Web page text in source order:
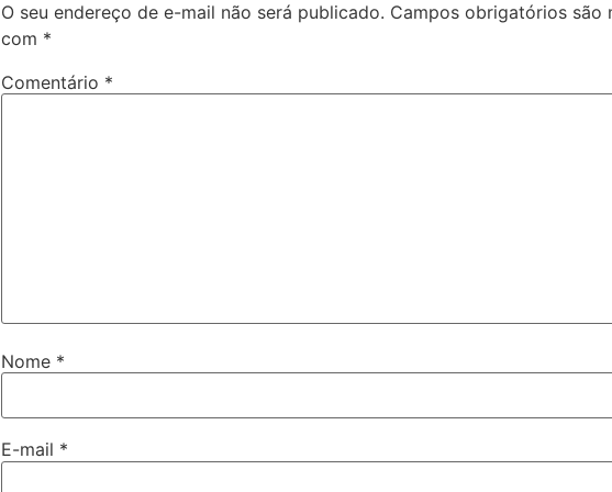
O seu endereço de e-mail não será publicado. Campos obrigatórios são
com *
Comentário *
Nome *
E-mail *